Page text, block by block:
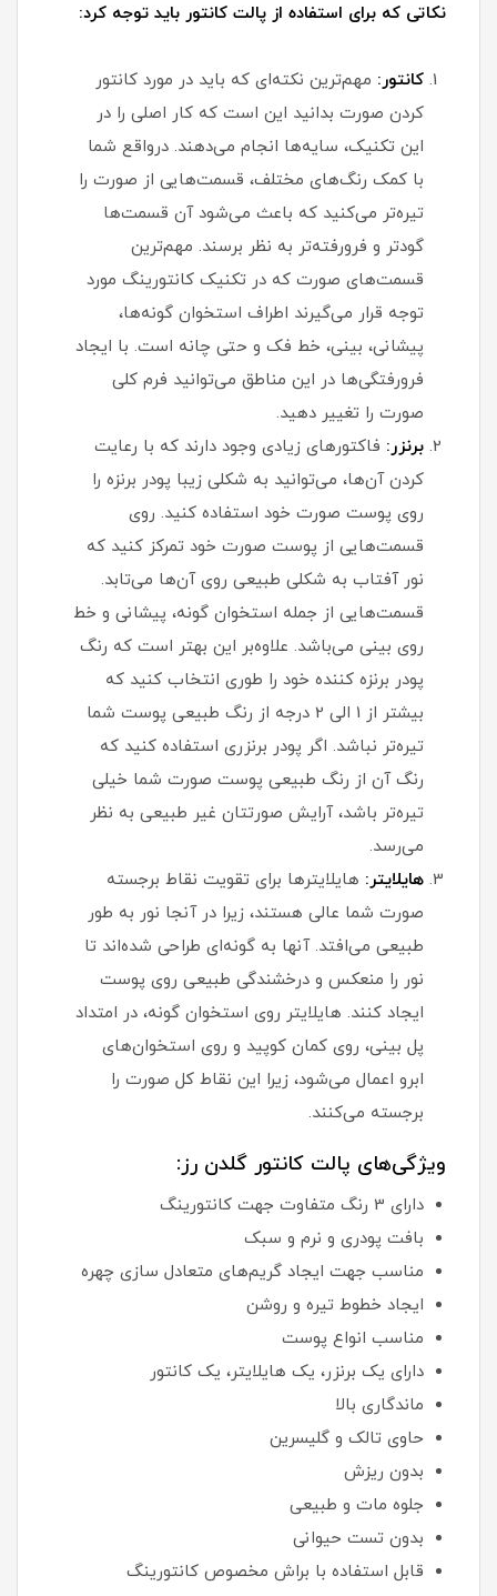
نکاتی که برای استفاده از پالت کانتور باید توجه کرد:
کانتور: مهم‌ترین نکته‌ای که باید در مورد کانتور
کردن صورت بدانید این است که کار اصلی را در
این تکنیک، سایه‌ها انجام می‌دهند. درواقع شما
با کمک رنگ‌های مختلف، قسمت‌هایی از صورت را
تیره‌تر می‌کنید که باعث می‌شود آن قسمت‌ها
گودتر و فرورفته‌تر به نظر برسند. مهم‌ترین
قسمت‌های صورت که در تکنیک کانتورینگ مورد
توجه قرار می‌گیرند اطراف استخوان گونه‌ها،
پیشانی، بینی، خط فک و حتی چانه است. با ایجاد
فرورفتگی‌ها در این مناطق می‌توانید فرم کلی
صورت را تغییر دهید.
برنزر: فاکتورهای زیادی وجود دارند که با رعایت
کردن آن‌ها، می‌توانید به شکلی زیبا پودر برنزه را
روی پوست صورت خود استفاده کنید. روی
قسمت‌هایی از پوست صورت خود تمرکز کنید که
نور آفتاب به شکلی طبیعی روی آن‌ها می‌تابد.
قسمت‌هایی از جمله استخوان گونه، پیشانی و خط
روی بینی می‌باشد. علاوه‌بر این بهتر است که رنگ
پودر برنزه کننده خود را طوری انتخاب کنید که
بیشتر از 1 الی 2 درجه از رنگ طبیعی پوست شما
تیره‌تر نباشد. اگر پودر برنزری استفاده کنید که
رنگ آن از رنگ طبیعی پوست صورت شما خیلی
تیره‌تر باشد، آرایش صورتتان غیر طبیعی به نظر
می‌رسد.
هایلایتر: هایلایترها برای تقویت نقاط برجسته
صورت شما عالی هستند، زیرا در آنجا نور به طور
طبیعی می‌افتد. آنها به گونه‌ای طراحی شده‌اند تا
نور را منعکس و درخشندگی طبیعی روی پوست
ایجاد کنند. هایلایتر روی استخوان گونه، در امتداد
پل بینی، روی کمان کوپید و روی استخوان‌های
ابرو اعمال می‌شود، زیرا این نقاط کل صورت را
برجسته می‌کنند.
ویژگی‌های پالت کانتور گلدن رز:
دارای 3 رنگ متفاوت جهت کانتورینگ
بافت پودری و نرم و سبک
مناسب جهت ایجاد گریم‌های متعادل سازی چهره
ایجاد خطوط تیره و روشن
مناسب انواع پوست
دارای یک برنزر، یک هایلایتر، یک کانتور
ماندگاری بالا
حاوی تالک و گلیسرین
بدون ریزش
جلوه مات و طبیعی
بدون تست حیوانی
قابل استفاده با براش مخصوص کانتورینگ